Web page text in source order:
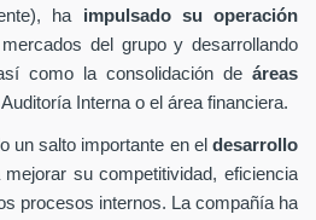
ha impulsado su operación
del grupo y desarrollando
como la consolidación de áreas
Interna o el área financiera.
un salto importante en el desarrollo
su competitividad, eficiencia
procesos internos. La compañía ha